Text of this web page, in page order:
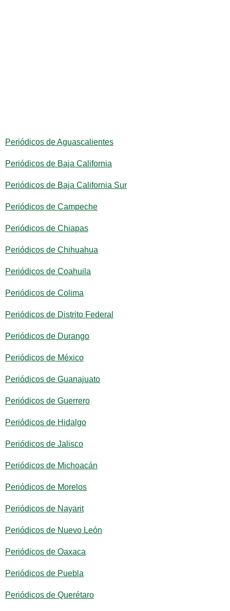
Periódicos de Aguascalientes
Periódicos de Baja California
Periódicos de Baja California Sur
Periódicos de Campeche
Periódicos de Chiapas
Periódicos de Chihuahua
Periódicos de Coahuila
Periódicos de Colima
Periódicos de Distrito Federal
Periódicos de Durango
Periódicos de México
Periódicos de Guanajuato
Periódicos de Guerrero
Periódicos de Hidalgo
Periódicos de Jalisco
Periódicos de Michoacán
Periódicos de Morelos
Periódicos de Nayarit
Periódicos de Nuevo León
Periódicos de Oaxaca
Periódicos de Puebla
Periódicos de Querétaro